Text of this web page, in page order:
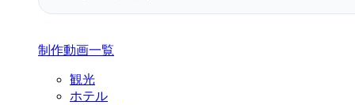
制作動画一覧
観光
ホテル